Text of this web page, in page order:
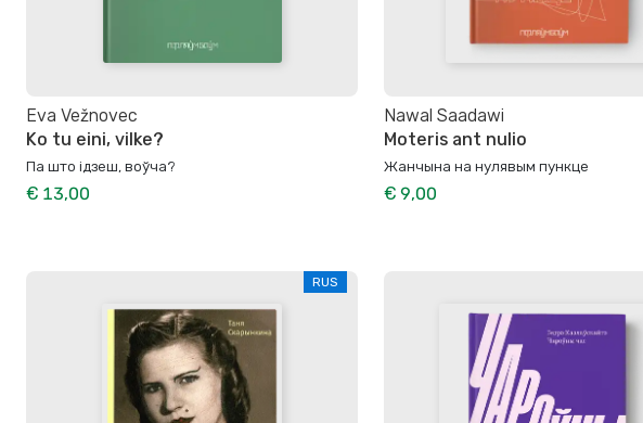
Eva Vežnovec
Ko tu eini, vilke?
Па што ідзеш, воўча?
€ 13,00
Nawal Saadawi
Moteris ant nulio
Жанчына на нулявым пункце
€ 9,00
RUS